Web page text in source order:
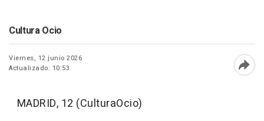
Cultura Ocio
Viernes, 12 junio 2026
Actualizado: 10:53
MADRID, 12 (CulturaOcio)